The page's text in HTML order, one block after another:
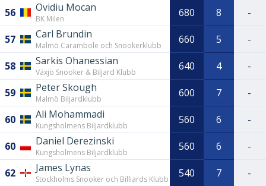
56 Ovidiu Mocan
BK Milen 680 8 -
57 Carl Brundin
Malmö Carambole och Snookerklubb 660 5 -
58 Sarkis Ohanessian
Växjö Snooker & Biljard Klubb 640 4 -
59 Peter Skough
Malmö Biljardklubb 600 7 -
60 Ali Mohammadi
Kungsholmens Biljardklubb 560 6 -
60 Daniel Derezinski
Kungsholmens Biljardklubb 560 6 -
62 James Lynas
Stockholms Snooker och Billiards Klubb 540 7 -